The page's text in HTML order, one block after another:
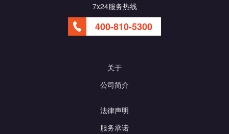
7x24服务热线
400-810-5300
关于
公司简介
法律声明
服务承诺